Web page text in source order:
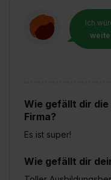
Ich
Wie gefällt dir die
Firma?
Es ist super!
Wie gefällt dir